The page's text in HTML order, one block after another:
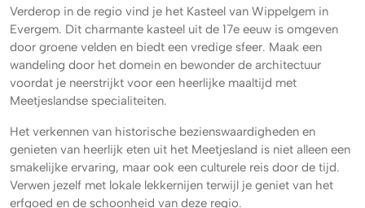
Verderop in de regio vind je het Kasteel van Wippelgem in
Evergem. Dit charmante kasteel uit de 17e eeuw is omgeven
door groene velden en biedt een vredige sfeer. Maak een
wandeling door het domein en bewonder de architectuur
voordat je neerstrijkt voor een heerlijke maaltijd met
Meetjeslandse specialiteiten.
Het verkennen van historische bezienswaardigheden en
genieten van heerlijk eten uit het Meetjesland is niet alleen een
smakelijke ervaring, maar ook een culturele reis door de tijd.
Verwen jezelf met lokale lekkernijen terwijl je geniet van het
erfgoed en de schoonheid van deze regio.